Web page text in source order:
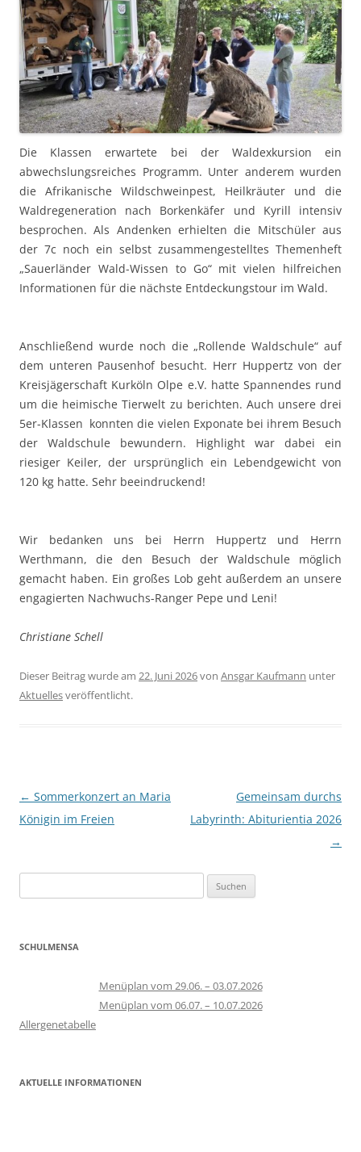
Die Klassen erwartete bei der Waldexkursion ein
abwechslungsreiches Programm. Unter anderem wurden
die Afrikanische Wildschweinpest, Heilkräuter und die
Waldregeneration nach Borkenkäfer und Kyrill intensiv
besprochen. Als Andenken erhielten die Mitschüler aus
der 7c noch ein selbst zusammengestelltes Themenheft
„Sauerländer Wald-Wissen to Go“ mit vielen hilfreichen
Informationen für die nächste Entdeckungstour im Wald.
Anschließend wurde noch die „Rollende Waldschule“ auf
dem unteren Pausenhof besucht. Herr Huppertz von der
Kreisjägerschaft Kurköln Olpe e.V. hatte Spannendes rund
um die heimische Tierwelt zu berichten. Auch unsere drei
5er-Klassen konnten die vielen Exponate bei ihrem Besuch
der Waldschule bewundern. Highlight war dabei ein
riesiger Keiler, der ursprünglich ein Lebendgewicht von
120 kg hatte. Sehr beeindruckend!
Wir bedanken uns bei Herrn Huppertz und Herrn
Werthmann, die den Besuch der Waldschule möglich
gemacht haben. Ein großes Lob geht außerdem an unsere
engagierten Nachwuchs-Ranger Pepe und Leni!
Christiane Schell
Dieser Beitrag wurde am 22. Juni 2026von Ansgar Kaufmann unter
Aktuellesveröffentlicht.
Beitragsnavigation
← Sommerkonzert an Maria
Königin im Freien
Gemeinsam durchs
Labyrinth: Abiturientia 2026
→
nach:
SCHULMENSA
Menüplan vom 29.06. – 03.07.2026
Menüplan vom 06.07. – 10.07.2026
Allergenetabelle
AKTUELLE INFORMATIONEN